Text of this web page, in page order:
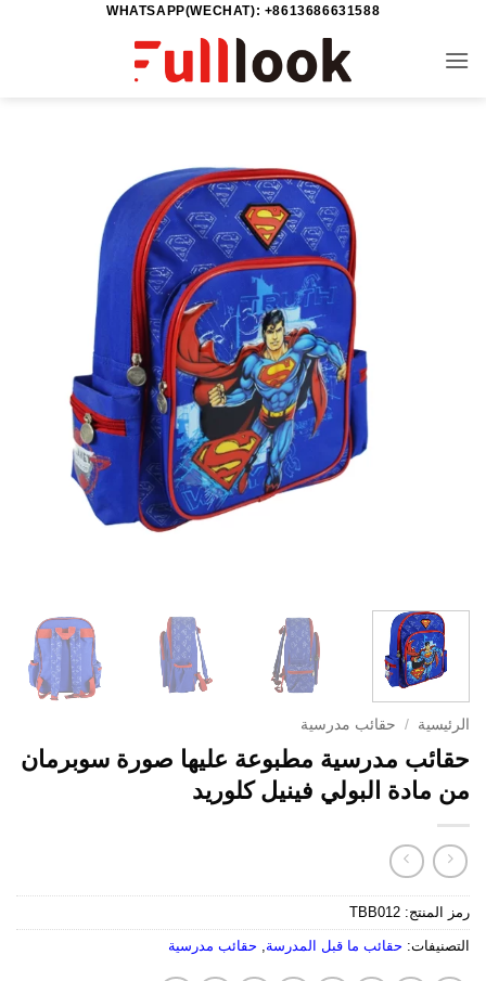
WHATSAPP(WECHAT): +8613686631588
الرئيسية / حقائب مدرسية
حقائب مدرسية مطبوعة عليها صورة سوبرمان
من مادة البولي فينيل كلوريد
رمز المنتج: TBB012
التصنيفات: حقائب ما قبل المدرسة, حقائب مدرسية